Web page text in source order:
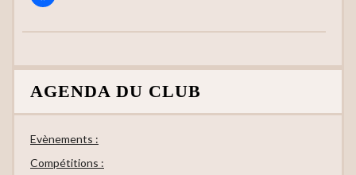
AGENDA DU CLUB
Evènements :
Compétitions :